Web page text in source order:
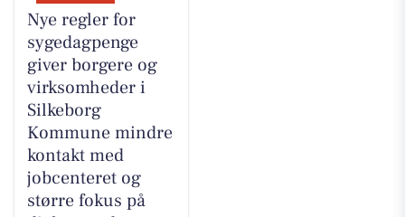
Nye regler for
sygedagpenge
giver borgere og
virksomheder i
Silkeborg
Kommune mindre
kontakt med
jobcenteret og
større fokus på